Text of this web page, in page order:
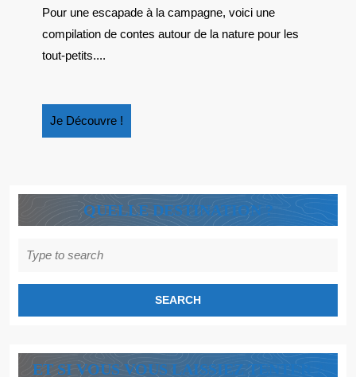
LA
CAMPAGNE
Pour une escapade à la campagne, voici une
compilation de contes autour de la nature pour les
tout-petits....
Je Découvre !
Découvre
QUELLE DESTINATION ?
for:
ET SI VOUS VOUS LAISSIEZ TENTER ?